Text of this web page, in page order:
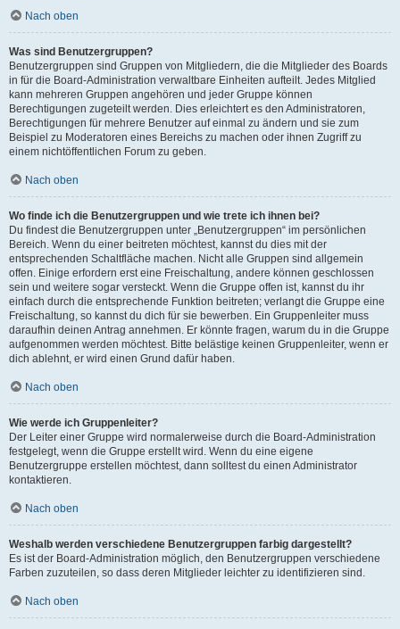
Nach oben
Was sind Benutzergruppen?
Benutzergruppen sind Gruppen von Mitgliedern, die die Mitglieder des Boards
in für die Board-Administration verwaltbare Einheiten aufteilt. Jedes Mitglied
kann mehreren Gruppen angehören und jeder Gruppe können
Berechtigungen zugeteilt werden. Dies erleichtert es den Administratoren,
Berechtigungen für mehrere Benutzer auf einmal zu ändern und sie zum
Beispiel zu Moderatoren eines Bereichs zu machen oder ihnen Zugriff zu
einem nichtöffentlichen Forum zu geben.
Nach oben
Wo finde ich die Benutzergruppen und wie trete ich ihnen bei?
Du findest die Benutzergruppen unter „Benutzergruppen“ im persönlichen
Bereich. Wenn du einer beitreten möchtest, kannst du dies mit der
entsprechenden Schaltfläche machen. Nicht alle Gruppen sind allgemein
offen. Einige erfordern erst eine Freischaltung, andere können geschlossen
sein und weitere sogar versteckt. Wenn die Gruppe offen ist, kannst du ihr
einfach durch die entsprechende Funktion beitreten; verlangt die Gruppe eine
Freischaltung, so kannst du dich für sie bewerben. Ein Gruppenleiter muss
daraufhin deinen Antrag annehmen. Er könnte fragen, warum du in die Gruppe
aufgenommen werden möchtest. Bitte belästige keinen Gruppenleiter, wenn er
dich ablehnt, er wird einen Grund dafür haben.
Nach oben
Wie werde ich Gruppenleiter?
Der Leiter einer Gruppe wird normalerweise durch die Board-Administration
festgelegt, wenn die Gruppe erstellt wird. Wenn du eine eigene
Benutzergruppe erstellen möchtest, dann solltest du einen Administrator
kontaktieren.
Nach oben
Weshalb werden verschiedene Benutzergruppen farbig dargestellt?
Es ist der Board-Administration möglich, den Benutzergruppen verschiedene
Farben zuzuteilen, so dass deren Mitglieder leichter zu identifizieren sind.
Nach oben